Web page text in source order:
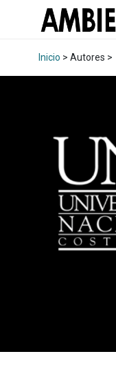
Inicio > Autores >